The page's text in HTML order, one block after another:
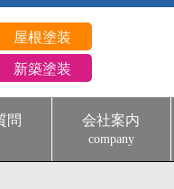
屋根塗装
新築塗装
問 会社案内
company